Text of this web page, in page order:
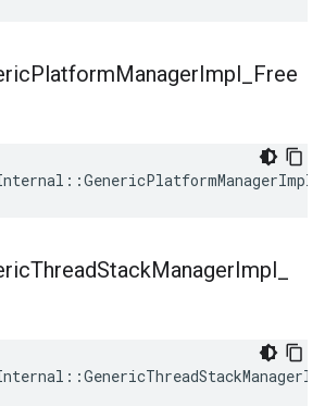
PlatformManagerImpl Free
ThreadStackManagerImpl